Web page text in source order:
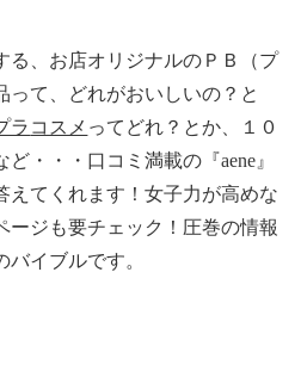
る、お店オリジナルのＰＢ（プ
って、どれがおいしいの？と
ラ コスメ ってどれ？とか、１０
・・・口コミ満載の『aene』
えてくれます！女子力が高めな
ージも要チェック！圧巻の情報
イブルです。